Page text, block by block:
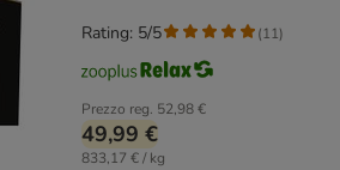
Prezzo reg. 52,98 €
49,99 €
833,17 € / kg
Rating: 5/5 (11)